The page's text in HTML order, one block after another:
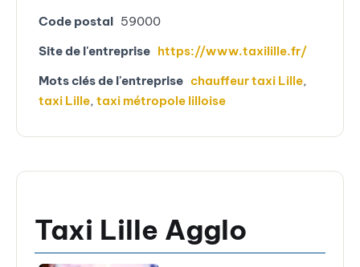
Code postal 59000
Site de l'entreprise https://www.taxilille.fr/
Mots clés de l'entreprise chauffeur taxi Lille,
taxi Lille, taxi métropole lilloise
Taxi Lille Agglo